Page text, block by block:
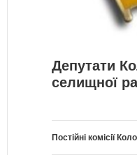
Депутати
селищної
Постійні комісії